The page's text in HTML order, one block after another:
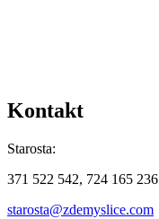
Kontakt
Starosta:
371 522 542, 724 165 236
starosta@zdemyslice.com